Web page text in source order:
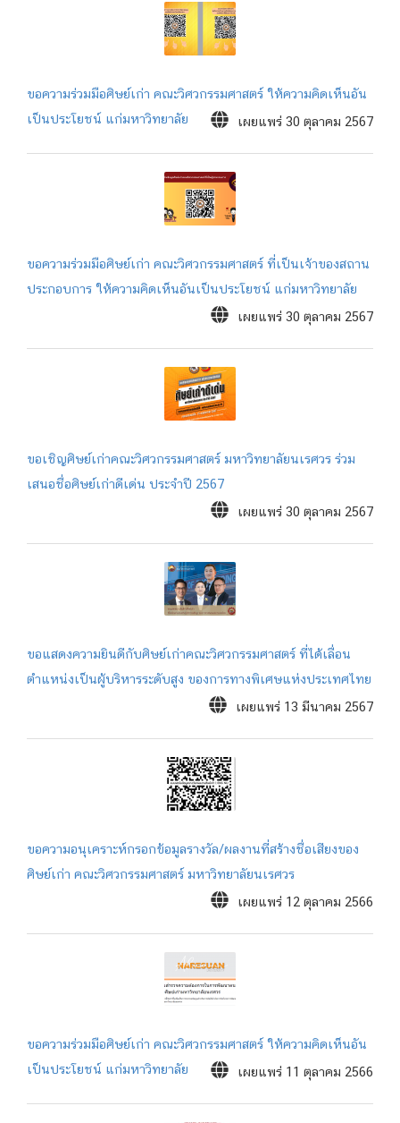
ขอความร่วมมือศิษย์เก่า คณะวิศวกรรมศาสตร์ ให้ความคิดเห็นอัน
เป็นประโยชน์ แก่มหาวิทยาลัย
เผยแพร่ 30 ตุลาคม 2567
ขอความร่วมมือศิษย์เก่า คณะวิศวกรรมศาสตร์ ที่เป็นเจ้าของสถาน
ประกอบการ ให้ความคิดเห็นอันเป็นประโยชน์ แก่มหาวิทยาลัย
เผยแพร่ 30 ตุลาคม 2567
ขอเชิญศิษย์เก่าคณะวิศวกรรมศาสตร์ มหาวิทยาลัยนเรศวร ร่วม
เสนอชื่อศิษย์เก่าดีเด่น ประจำปี 2567
เผยแพร่ 30 ตุลาคม 2567
ขอแสดงความยินดีกับศิษย์เก่าคณะวิศวกรรมศาสตร์ ที่ได้เลื่อน
ตำแหน่งเป็นผู้บริหารระดับสูง ของการทางพิเศษแห่งประเทศไทย
เผยแพร่ 13 มีนาคม 2567
ขอความอนุเคราะห์กรอกข้อมูลรางวัล/ผลงานที่สร้างชื่อเสียงของ
ศิษย์เก่า คณะวิศวกรรมศาสตร์ มหาวิทยาลัยนเรศวร
เผยแพร่ 12 ตุลาคม 2566
ขอความร่วมมือศิษย์เก่า คณะวิศวกรรมศาสตร์ ให้ความคิดเห็นอัน
เป็นประโยชน์ แก่มหาวิทยาลัย
เผยแพร่ 11 ตุลาคม 2566